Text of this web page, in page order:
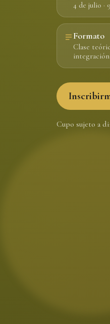
4 de julio ·
Formato
Clase
integración
Cupo sujeto a